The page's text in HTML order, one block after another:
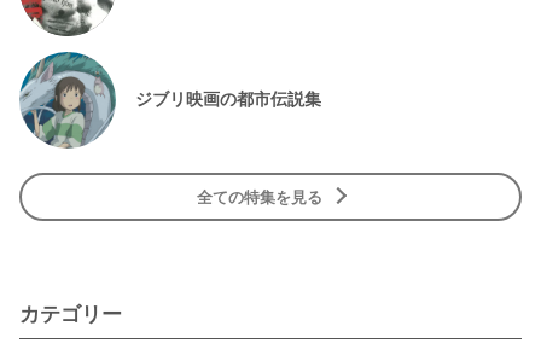
ジブリ映画の都市伝説集
全ての特集を見る
カテゴリー